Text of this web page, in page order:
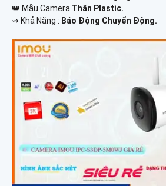
👑 Mẫu Camera Thân Plastic.
️⇝ Khả Năng : Báo Động Chuyển Động.